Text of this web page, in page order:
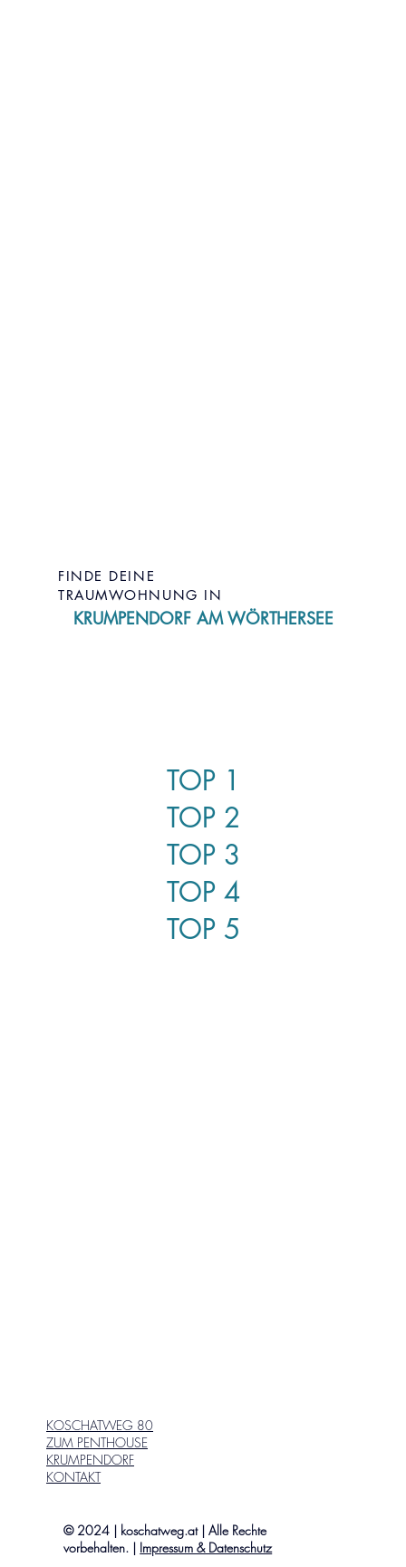
FINDE DEINE
TRAUMWOHNUNG IN
KRUMPENDORF AM WÖRTHERSEE
TOP 5
TOP 2
TOP 1
TOP 4
TOP 3
KOSCHATWEG 80
ZUM PENTHOUSE
KRUMPENDORF
KONTAKT
© 2024 | koschatweg.at | Alle Rechte
vorbehalten. | Impressum & Datenschutz